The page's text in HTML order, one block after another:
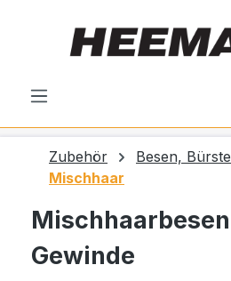
Zubehör
Besen,
Mischhaar
Gewinde